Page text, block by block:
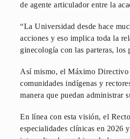
de agente articulador entre la
“La Universidad desde hace
acciones y eso implica toda la
ginecología con las parteras, los
Así mismo, el Máximo Directivo
comunidades indígenas y
manera que puedan administrar
En línea con esta visión, el
especialidades clínicas en 2026